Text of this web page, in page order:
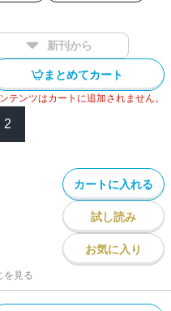
新刊から
まとめてカート
ンツはカートに追加されません。
2
カートに入れる
試し読み
お気に入り
を見る